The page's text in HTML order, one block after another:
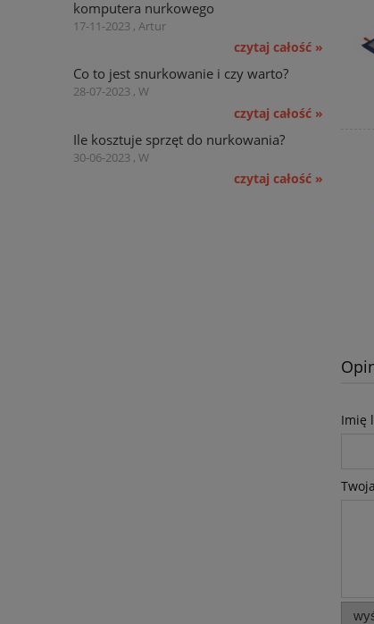
komputera nurkowego
17-11-2023 , Artur
czytaj całość »
Co to jest snurkowanie i czy warto?
28-07-2023 , W
czytaj całość »
Ile kosztuje sprzęt do nurkowania?
30-06-2023 , W
czytaj całość »
Imię